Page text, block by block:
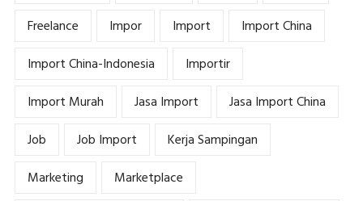
Freelance
Impor Import
Import China
Import China-Indonesia
Importir
Import Murah
Jasa Import
Jasa Import China
Job
Job Import
Kerja Sampingan
Marketing
Marketplace